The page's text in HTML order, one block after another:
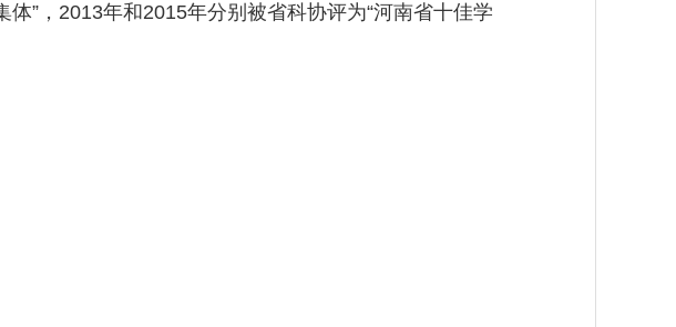
体”，2013年和2015年分别被省科协评为“河南省十佳学